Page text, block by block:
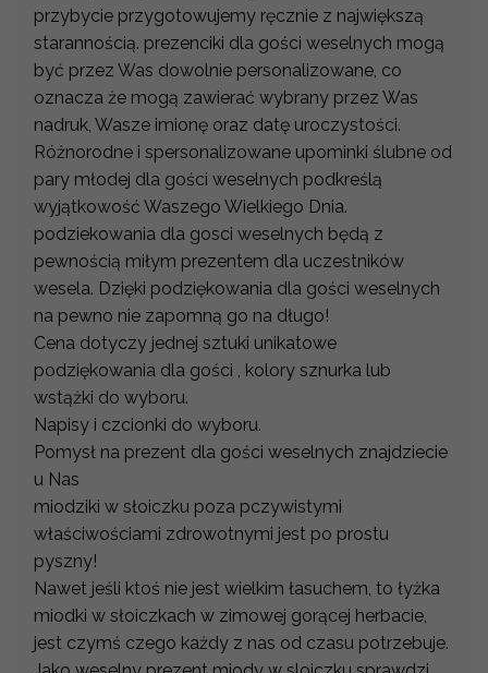
przybycie przygotowujemy ręcznie z największą
starannością. prezenciki dla gości weselnych mogą
być przez Was dowolnie personalizowane, co
oznacza że mogą zawierać wybrany przez Was
nadruk, Wasze imionę oraz datę uroczystości.
Różnorodne i spersonalizowane upominki ślubne od
pary młodej dla gości weselnych podkreślą
wyjątkowość Waszego Wielkiego Dnia.
podziekowania dla gosci weselnych będą z
pewnością miłym prezentem dla uczestników
wesela. Dzięki podziękowania dla gości weselnych
na pewno nie zapomną go na długo!
Cena dotyczy jednej sztuki unikatowe
podziękowania dla gości , kolory sznurka lub
wstążki do wyboru.
Napisy i czcionki do wyboru.
Pomysł na prezent dla gości weselnych znajdziecie
u Nas
miodziki w słoiczku poza pczywistymi
właściwościami zdrowotnymi jest po prostu
pyszny!
Nawet jeśli ktoś nie jest wielkim łasuchem, to łyżka
miodki w słoiczkach w zimowej gorącej herbacie,
jest czymś czego każdy z nas od czasu potrzebuje.